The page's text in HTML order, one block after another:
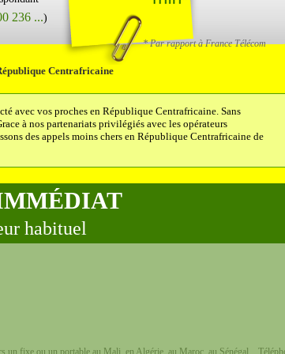
236 ...)
* Par rapport à France Télécom
Centrafricaine
avec vos proches en République Centrafricaine. Sans
à nos partenariats privilégiés avec les opérateurs
des appels moins chers en République Centrafricaine de
habituel
fixe ou un portable au Mali, en Algérie, au Maroc, au Sénégal...